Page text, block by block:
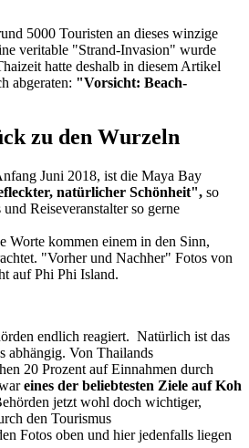
5000 Touristen an dieses winzige
veritable "Strand-Invasion" wurde
hatte deshalb in diesem Artikel
abgeraten: "Vorsicht: Beach-
zu den Wurzeln
Juni 2018, ist die Maya Bay
natürlicher Schönheit", so
Reiseveranstalter so gerne
Worte kommen einem in den Sinn,
"Vorher und Nachher" Fotos von
auf Phi Phi Island.
endlich reagiert. Natürlich ist das
abhängig. Von Thailands
20 Prozent auf Einnahmen durch
eines der beliebtesten Ziele auf Koh
jetzt wohl doch wichtiger,
den Tourismus
Fotos oben und hier jedenfalls liegen